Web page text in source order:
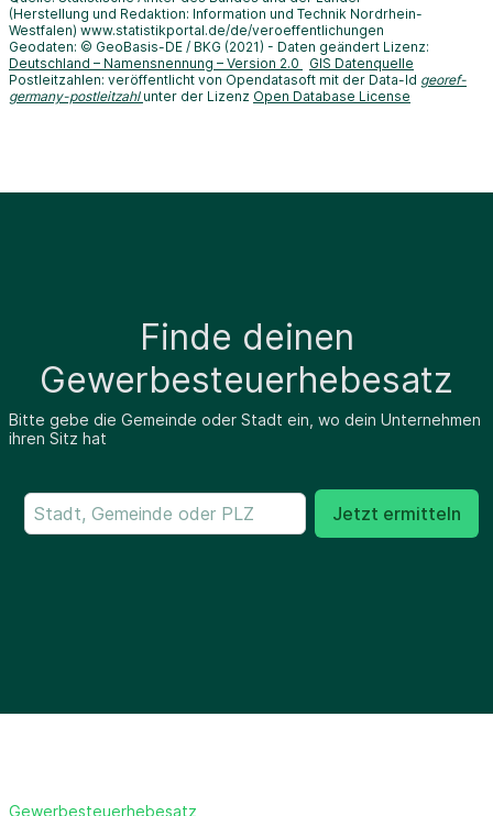
(Herstellung und Redaktion: Information und Technik Nordrhein-
Westfalen) www.statistikportal.de/de/veroeffentlichungen
Geodaten: © GeoBasis-DE / BKG (2021) - Daten geändert Lizenz:
Deutschland – Namensnennung – Version 2.0
GIS Datenquelle
Postleitzahlen: veröffentlicht von Opendatasoft mit der Data-Id georef-
germany-postleitzahl unter der Lizenz Open Database License
Finde deinen
Gewerbesteuerhebesatz
Bitte gebe die Gemeinde oder Stadt ein, wo dein Unternehmen
ihren Sitz hat
Jetzt ermitteln
Gewerbesteuerhebesatz